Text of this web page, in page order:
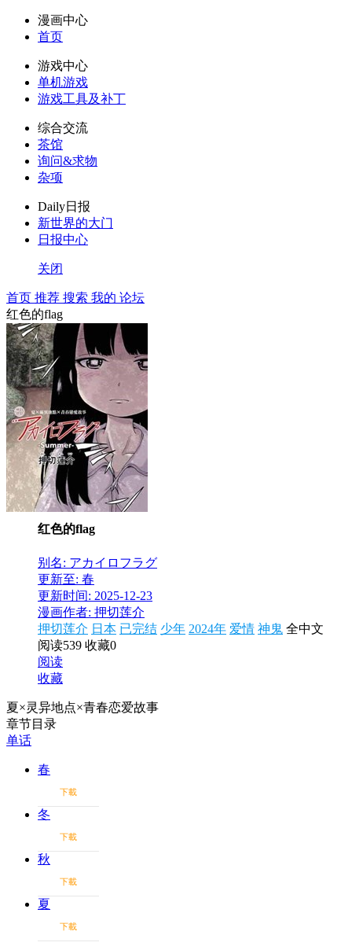
漫画中心
首页
游戏中心
单机游戏
游戏工具及补丁
综合交流
茶馆
询问&求物
杂项
Daily日报
新世界的大门
日报中心
关闭
首页 推荐 搜索 我的 论坛
红色的flag
红色的flag
别名: アカイロフラグ
更新至: 春
更新时间: 2025-12-23
漫画作者: 押切莲介
押切莲介 日本 已完结 少年 2024年 爱情 神鬼 全中文
阅读539 收藏0
阅读
收藏
夏×灵异地点×青春恋爱故事
章节目录
单话
春
下載
冬
下載
秋
下載
夏
下載